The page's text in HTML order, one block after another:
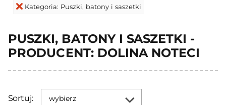
Kategoria: Puszki, batony i saszetki
PUSZKI, BATONY I SASZETKI -
PRODUCENT: DOLINA NOTECI
Sortuj: wybierz